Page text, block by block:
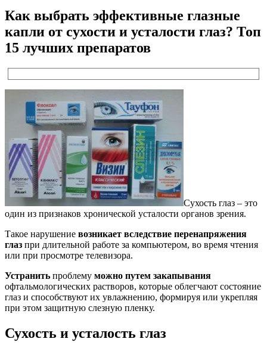
Как выбрать эффективные глазные
капли от сухости и усталости глаз? Топ
15 лучших препаратов
Сухость глаз – это
один из признаков хронической усталости органов зрения.
Такое нарушение возникает вследствие перенапряжения
глаз при длительной работе за компьютером, во время чтения
или при просмотре телевизора.
Устранить проблему можно путем закапывания
офтальмологических растворов, которые облегчают состояние
глаз и способствуют их увлажнению, формируя или укрепляя
при этом защитную слезную пленку.
Сухость и усталость глаз